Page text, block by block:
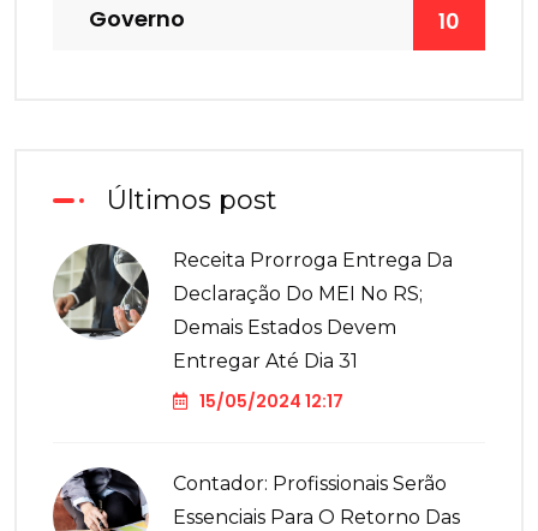
Governo 10
Últimos post
Receita Prorroga Entrega Da
Declaração Do MEI No RS;
Demais Estados Devem
Entregar Até Dia 31
15/05/2024 12:17
Contador: Profissionais Serão
Essenciais Para O Retorno Das